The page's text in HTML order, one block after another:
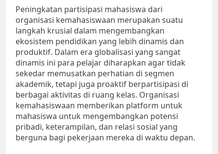
Peningkatan partisipasi mahasiswa dari
organisasi kemahasiswaan merupakan suatu
langkah krusial dalam mengembangkan
ekosistem pendidikan yang lebih dinamis dan
produktif. Dalam era globalisasi yang sangat
dinamis ini para pelajar diharapkan agar tidak
sekedar memusatkan perhatian di segmen
akademik, tetapi juga proaktif berpartisipasi di
berbagai aktivitas di ruang kelas. Organisasi
kemahasiswaan memberikan platform untuk
mahasiswa untuk mengembangkan potensi
pribadi, keterampilan, dan relasi sosial yang
berguna bagi pekerjaan mereka di waktu depan.